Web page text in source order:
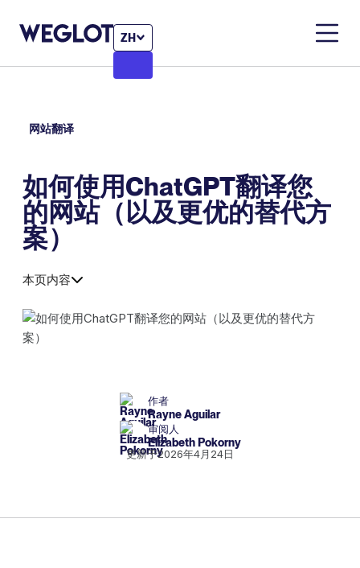
ZH
网站翻译
如何使用ChatGPT翻译您
的网站（以及更优的替代方
案）
本页内容
作者
Rayne Aguilar
审阅人
Elizabeth Pokorny
更新于2026年4月24日